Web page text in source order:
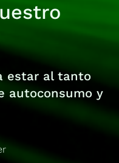
estar al tanto
autoconsumo y